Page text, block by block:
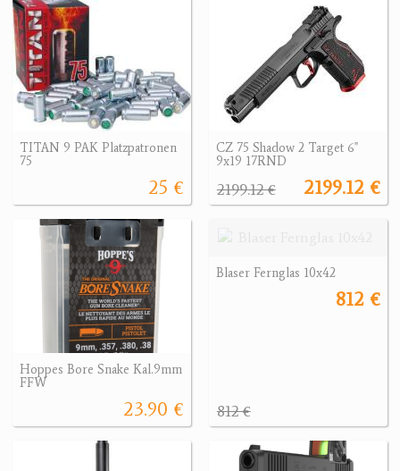
TITAN 9 PAK Platzpatronen
75
25 €
CZ 75 Shadow 2 Target 6"
9x19 17RND
2199.12 €
2199.12 €
Hoppes Bore Snake Kal.9mm
FFW
23.90 €
Blaser Fernglas 10x42
812 €
812 €